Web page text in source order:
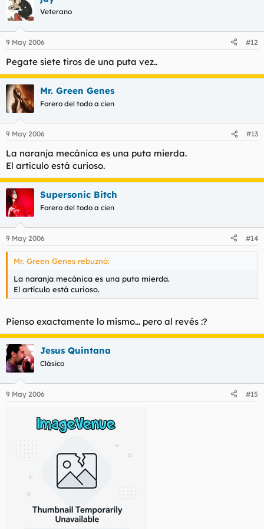
Veterano
9 May 2006 #12
Pegate siete tiros de una puta vez..
Mr. Green Genes
Forero del todo a cien
9 May 2006 #13
La naranja mecánica es una puta mierda.
El artículo está curioso.
Supersonic Bitch
Forero del todo a cien
9 May 2006 #14
Mr. Green Genes rebuznó:
La naranja mecánica es una puta mierda.
El artículo está curioso.
Pienso exactamente lo mismo... pero al revés :?
Jesus Quintana
Clásico
9 May 2006 #15